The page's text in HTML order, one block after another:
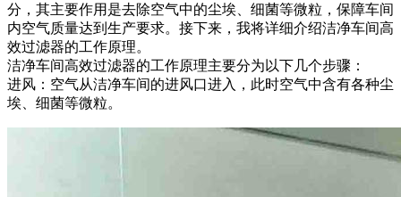
分，其主要作用是去除空气中的尘埃、细菌等微粒，保障车间
内空气质量达到生产要求。接下来，我将详细介绍洁净车间高
效过滤器的工作原理。
洁净车间高效过滤器的工作原理主要分为以下几个步骤：
进风：空气从洁净车间的进风口进入，此时空气中含有各种尘
埃、细菌等微粒。